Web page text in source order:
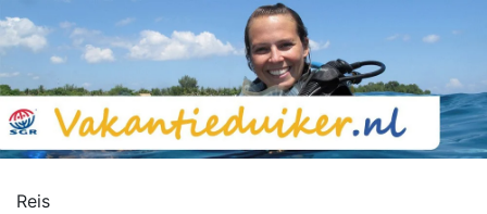
Reis